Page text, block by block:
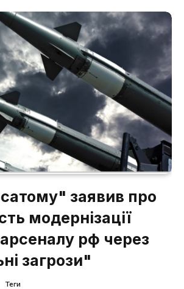
заявив про
модернізації
рф через
загрози"
Теги